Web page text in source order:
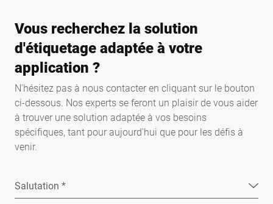
Vous recherchez la solution
d'étiquetage adaptée à votre
application ?
N'hésitez pas à nous contacter en cliquant sur le bouton
ci-dessous. Nos experts se feront un plaisir de vous aider
à trouver une solution adaptée à vos besoins
spécifiques, tant pour aujourd'hui que pour les défis à
venir.
Salutation *